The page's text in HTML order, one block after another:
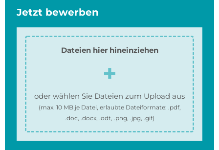
Jetzt bewerben
Dateien hier hineinziehen
oder wählen Sie Dateien zum Upload aus
(max. 10 MBje Datei, erlaubte Dateiformate: .pdf,
.doc, .docx, .odt, .png, .jpg, .gif)